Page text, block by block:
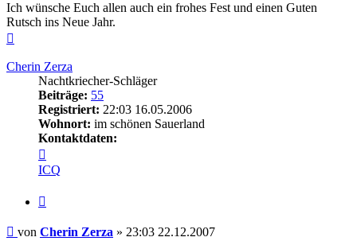
Ich wünsche Euch allen auch ein frohes Fest und einen Guten
Rutsch ins Neue Jahr.
Cherin Zerza
Nachtkriecher-Schläger
Beiträge: 55
Registriert: 22:03 16.05.2006
Wohnort: im schönen Sauerland
Kontaktdaten:
von
Cherin
ICQ
Beitrag
von Cherin Zerza » 23:03 22.12.2007